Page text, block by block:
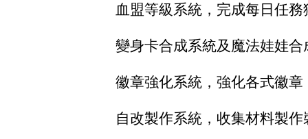
血盟等級系統，完成每日任
變身卡合成系統及魔法娃娃合
徽章強化系統，強化各式徽章
自改製作系統，收集材料製作